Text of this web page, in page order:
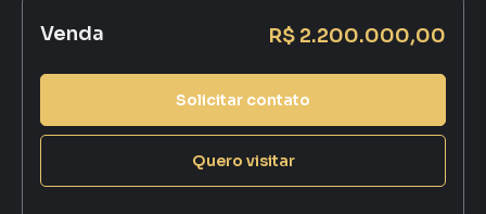
Venda R$ 2.200.000,00
Solicitar contato
Quero visitar